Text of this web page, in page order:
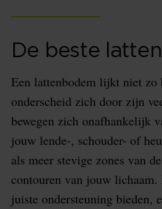
De beste
Een lattenbodem lijkt niet zo
onderscheid zich door zijn
bewegen zich onafhankelijk
jouw lende-, schouder- of
als meer stevige zones van
contouren van jouw
juiste ondersteuning bieden,